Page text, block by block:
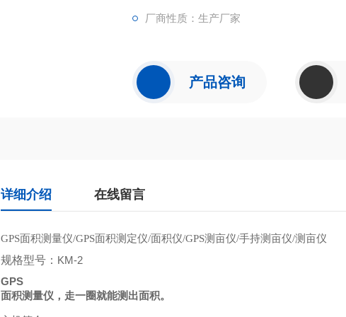
厂商性质：生产厂家
产品咨询
详细介绍 在线留言
GPS面积测量仪/GPS面积测定仪/面积仪/GPS测亩仪/手持测亩仪/测亩仪
规格型号： KM-2
GPS
面积测量仪，走一圈就能测出面积。